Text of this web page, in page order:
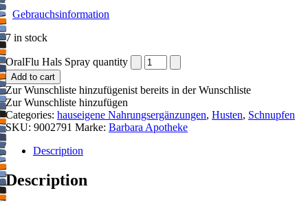
Gebrauchsinformation
7 in stock
OralFlu Hals Spray quantity
Add to cart
Zur Wunschliste hinzufügenist bereits in der Wunschliste
Zur Wunschliste hinzufügen
Categories: hauseigene Nahrungsergänzungen, Husten, Schnupfen
SKU: 9002791 Marke: Barbara Apotheke
Description
Description